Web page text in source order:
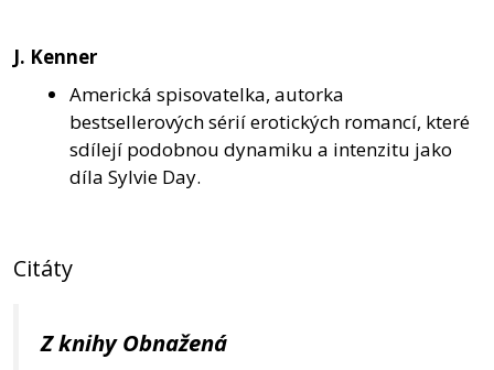
J. Kenner
Americká spisovatelka, autorka
bestsellerových sérií erotických romancí, které
sdílejí podobnou dynamiku a intenzitu jako
díla Sylvie Day.
Citáty
Z knihy Obnažená